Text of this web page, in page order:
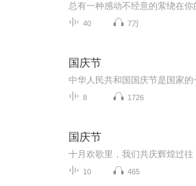
40 7万
国庆节
8 1726
国庆节
10 465